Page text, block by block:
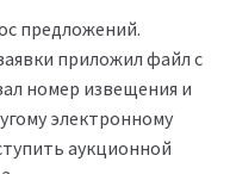
предложений.
приложил файл с
номер извещения и
электронному
аукционной